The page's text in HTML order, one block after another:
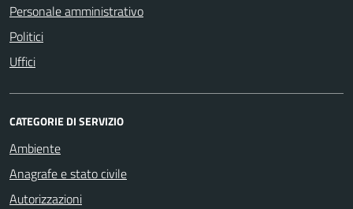
Personale amministrativo
Politici
Uffici
CATEGORIE DI SERVIZIO
Ambiente
Anagrafe e stato civile
Autorizzazioni